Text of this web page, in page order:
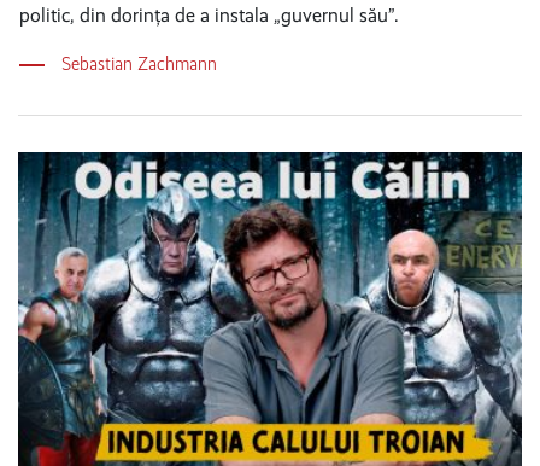
politic, din dorința de a instala „guvernul său”.
Sebastian Zachmann